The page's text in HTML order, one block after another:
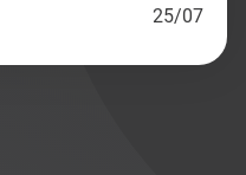
25/07